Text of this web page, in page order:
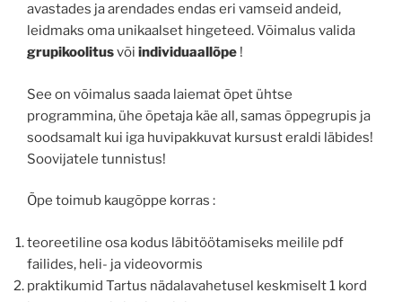
avastades ja arendades endas eri vamseid andeid,
leidmaks oma unikaalset hingeteed. Võimalus valida
grupikoolitusvõi individuaallõpe !
See on võimalus saada laiemat õpet ühtse
programmina, ühe õpetaja käe all, samas õppegrupis ja
soodsamalt kui iga huvipakkuvat kursust eraldi läbides!
Soovijatele tunnistus!
Õpe toimub kaugõppe korras :
teoreetiline osa kodus läbitöötamiseks meilile pdf
failides, heli- ja videovormis
praktikumid Tartus nädalavahetusel keskmiselt 1 kord